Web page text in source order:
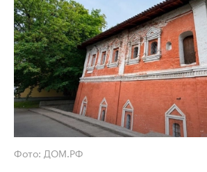
Фото: ДОМ.РФ